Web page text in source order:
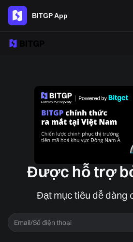
BITGP App
Được hỗ trợ
Đạt mục tiêu dễ dàng